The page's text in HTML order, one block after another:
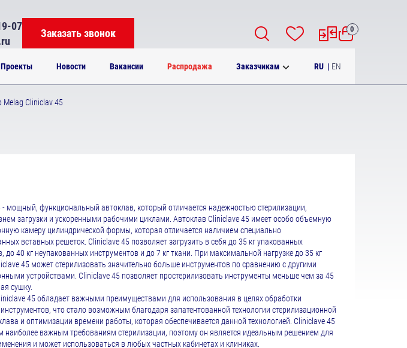
Проекты Новости Вакансии Распродажа Заказчикам RU | EN
07
Заказать звонок 0
Melag Cliniclav 45
- мощный, функциональный автоклав, который отличается надежностью стерилизации,
загрузки и ускоренными рабочими циклами. Автоклав Cliniclave 45 имеет особо объемную
камеру цилиндрической формы, которая отличается наличием специально
вставных решеток. Cliniclave 45 позволяет загрузить в себя до 35 кг упакованных
до 40 кг неупакованных инструментов и до 7 кг ткани. При максимальной нагрузке до 35 кг
45 может стерилизовать значительно больше инструментов по сравнению с другими
устройствами. Cliniclave 45 позволяет простерилизовать инструменты меньше чем за 45
сушку.
45 обладает важными преимуществами для использования в целях обработки
что стало возможным благодаря запатентованной технологии стерилизационной
и оптимизации времени работы, которая обеспечивается данной технологией. Cliniclave 45
наиболее важным требованиям стерилизации, поэтому он является идеальным решением для
и может использоваться в любых частных кабинетах и клиниках.